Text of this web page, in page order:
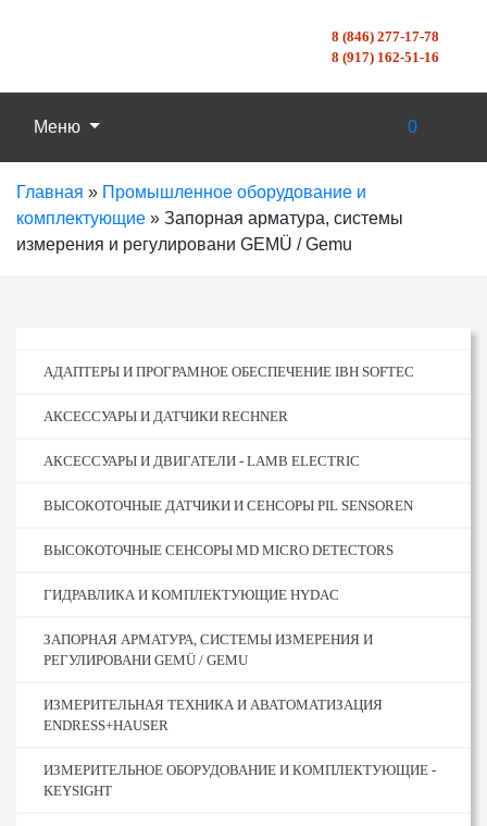
8 (846) 277-17-78
8 (917) 162-51-16
Меню 0
Главная » Промышленное оборудование и
комплектующие » Запорная арматура, системы
измерения и регулировани GEMÜ / Gemu
АДАПТЕРЫ И ПРОГРАМНОЕ ОБЕСПЕЧЕНИЕ IBH SOFTEC
АКСЕССУАРЫ И ДАТЧИКИ RECHNER
АКСЕССУАРЫ И ДВИГАТЕЛИ - LAMB ELECTRIC
ВЫСОКОТОЧНЫЕ ДАТЧИКИ И СЕНСОРЫ PIL SENSOREN
ВЫСОКОТОЧНЫЕ СЕНСОРЫ MD MICRO DETECTORS
ГИДРАВЛИКА И КОМПЛЕКТУЮЩИЕ HYDAC
ЗАПОРНАЯ АРМАТУРА, СИСТЕМЫ ИЗМЕРЕНИЯ И
РЕГУЛИРОВАНИ GEMÜ / GEMU
ИЗМЕРИТЕЛЬНАЯ ТЕХНИКА И АВАТОМАТИЗАЦИЯ
ENDRESS+HAUSER
ИЗМЕРИТЕЛЬНОЕ ОБОРУДОВАНИЕ И КОМПЛЕКТУЮЩИЕ -
KEYSIGHT